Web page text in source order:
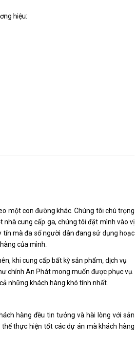
hiệu:
một con đường khác. Chúng tôi chú trọng
cung cấp ga, chúng tôi đặt mình vào vị
mà đa số người dân đang sử dụng hoạc
của mình.
khi cung cấp bất kỳ sản phẩm, dịch vụ
chính An Phát mong muốn được phục vụ.
những khách hàng khó tính nhất.
hàng đều tin tưởng và hài lòng với sản
thực hiện tốt các dự án mà khách hàng